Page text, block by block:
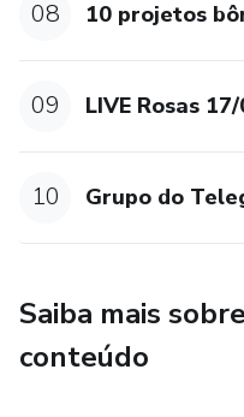
08 10 projetos
09 LIVE Rosas
10 Grupo do
Saiba mais
conteúdo